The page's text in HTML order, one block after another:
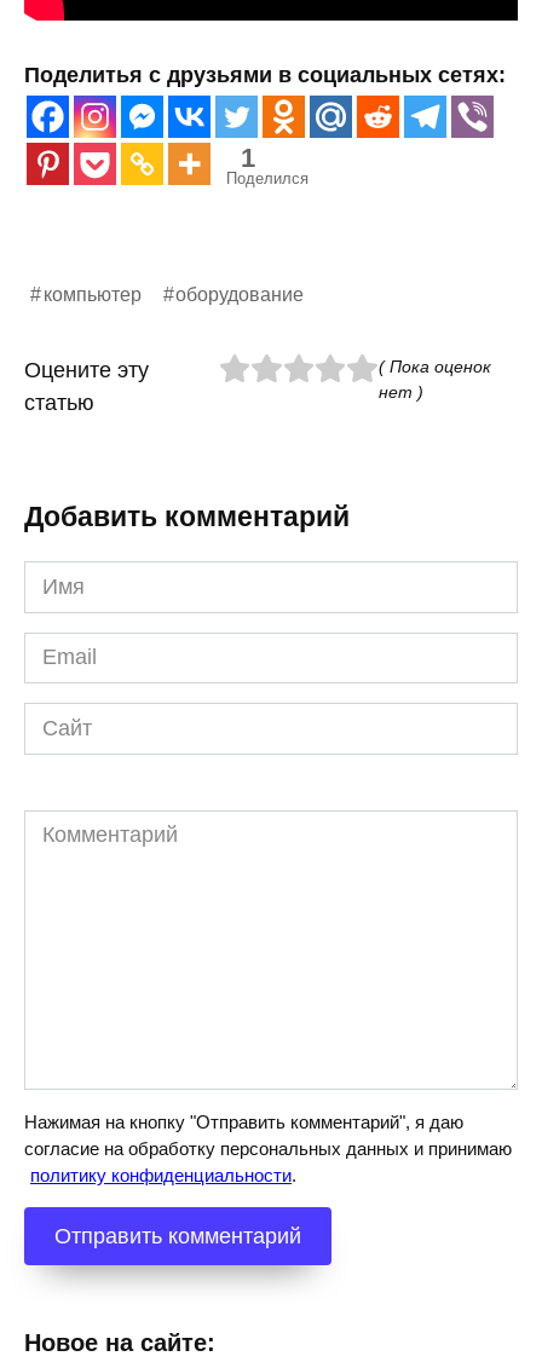
Поделитья с друзьями в социальных сетях:
1
Поделился
компьютер оборудование
Оцените эту
статью
( Пока оценок
нет )
Добавить комментарий
Имя
*
Email
*
Сайт
Комментарий
Нажимая на кнопку "Отправить комментарий", я даю
согласие на обработку персональных данных и принимаю
политику конфиденциальности.
Новое на сайте: